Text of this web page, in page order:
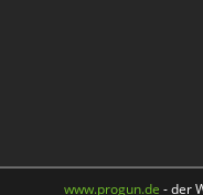
www.progun.de - der